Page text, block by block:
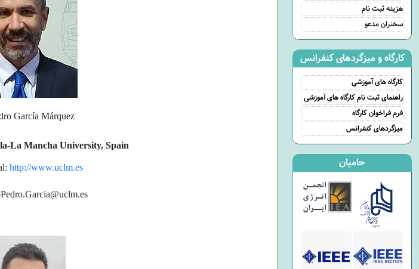
هزینه ثبت نام
سخنران مدعو
کارگاه و میزگردهای کنفرانس
کارگاه های آموزشی
راهنمای ثبت نام کارگاه های آموزشی
فرم فراخوان کارگاه
میزگردهای کنفرانس
حامیان
García Márquez
La Mancha University, Spain
http://www.uclm.es